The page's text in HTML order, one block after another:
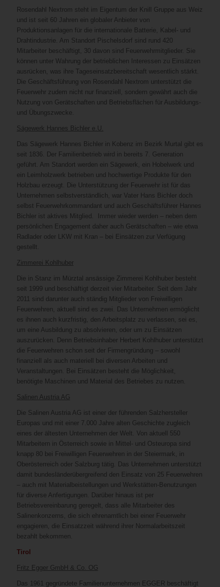
Rosendahl Nextrom steht im Eigentum der Knill Gruppe aus Weiz
und ist seit 60 Jahren ein globaler Anbieter von
Produktionsanlagen für die internationale Batterie, Kabel- und
Drahtindustrie. Am Standort Pischelsdorf sind rund 420
Mitarbeiter beschäftigt, 30 davon sind Feuerwehrmitglieder. Sie
können unter Wahrung der betrieblichen Interessen zu Einsätzen
ausrücken, was ihre Tageseinsatzbereitschaft wesentlich stärkt.
Die Geschäftsführung von Rosendahl Nextrom unterstützt die
Feuerwehr zudem nicht nur finanziell, sondern gewährt auch die
Nutzung von Gerätschaften und Betriebsflächen für Ausbildungs-
und Übungszwecke.
Sägewerk Hannes Bichler e.U.
Das Sägewerk Hannes Bichler in Kobenz im Bezirk Murtal gibt es
seit 1836. Der Familienbetrieb wird in bereits 7. Generation
geführt. Am Standort werden ein Sägewerk, ein Hobelwerk und
ein Leimholzwerk betrieben und hochwertige Produkte für den
Holzbau erzeugt. Die Unterstützung der Feuerwehr ist für das
Unternehmen selbstverständlich, war Vater Hans Bichler doch
selbst Feuerwehrkommandant und auch Geschäftsführer Hannes
Bichler ist aktives Mitglied. Immer wieder werden – neben dem
persönlichen Engagement daher auch Gerätschaften – wie etwa
Radlader oder LKW mit Kran – bei Einsätzen zur Verfügung
gestellt.
Zimmerei Kohlhuber
Die in Stanz im Mürztal ansässige Zimmerei Kohlhuber besteht
seit 1999 und beschäftigt derzeit vier Mitarbeiter. Seit dem Jahr
2011 sind darunter auch ständig Mitglieder von Freiwilligen
Feuerwehren, aktuell sind es zwei. Das Unternehmen ermöglicht
es ihnen auch kurzfristig, den Arbeitsplatz zu verlassen, sei es,
um eine Ausbildung zu absolvieren, oder um zu Einsätzen
auszurücken. Denn Betriebsinhaber Herbert Kohlhuber unterstützt
die Feuerwehren schon seit der Firmengründung – sowohl
finanziell als auch materiell bei diversen Arbeiten und
Veranstaltungen. Bei Einsätzen besteht die Möglichkeit,
benötigte Maschinen und Material des Betriebes zu nutzen.
Salinen Austria AG
Die Salinen Austria AG ist einer der führenden Salzhersteller
Europas und mit einer 7.000 Jahre alten Geschichte zugleich
eines der ältesten Unternehmen der Welt. Von aktuell 550
Mitarbeitern in Österreich sowie in Mittel- und Osteuropa sind
knapp 80 bei Freiwilligen Feuerwehren in der Steiermark, in
Oberösterreich oder Salzburg tätig. Das Unternehmen unterstützt
damit bundesländerübergreifend den Einsatz von 25 Feuerwehren
– auch mit Materialbeistellungen und Werkstätten-Benutzungen
für diverse Anfertigungen. Darüber hinaus ist per
Betriebsvereinbarung geregelt, dass alle Mitarbeiter des
Salinenkonzerns, die sich ehrenamtlich bei einer Feuerwehr
engagieren, die Einsatzzeit während ihrer Normalarbeitszeit
bezahlt bekommen.
Tirol
Fritz Egger GmbH & Co. OG
Das 1961 gegründete Familienunternehmen EGGER beschäftigt